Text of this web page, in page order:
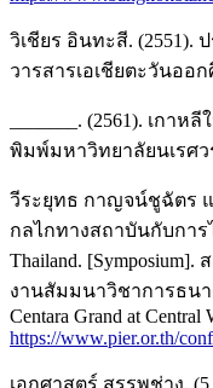
วิเชียร อินทะสี. (2551).
วารสารเอเชียตะวันออก
_______. (2561). เกา
พิมพ์มหาวิทยาลัยนเรศว
วีระยุทธ กาญจน์ชูฉัตร แ
กลไกทางสถาบันกับการ
Thailand.
งานสัมมนาวิชาการธนา
Centara Grand at Central
https://www.pier.or.th/